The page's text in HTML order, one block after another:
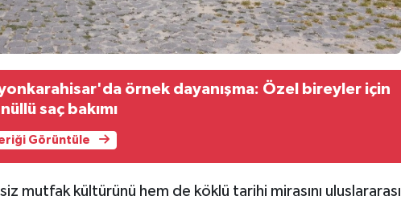
örnek dayanışma: Özel bireyler için
saç bakımı
Görüntüle
mutfak kültürünü hem de köklü tarihi mirasını uluslararası